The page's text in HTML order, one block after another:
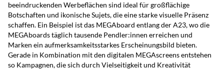
beeindruckenden Werbeflächen sind ideal für großflächige
Botschaften und ikonische Sujets, die eine starke visuelle Präsenz
schaffen. Ein Beispiel ist das MEGAboard entlang der A23, wo die
MEGAboards täglich tausende Pendler:innen erreichen und
Marken ein aufmerksamkeitsstarkes Erscheinungsbild bieten.
Gerade in Kombination mit den digitalen MEGAscreens entstehen
so Kampagnen, die sich durch Vielseitigkeit und Kreativität